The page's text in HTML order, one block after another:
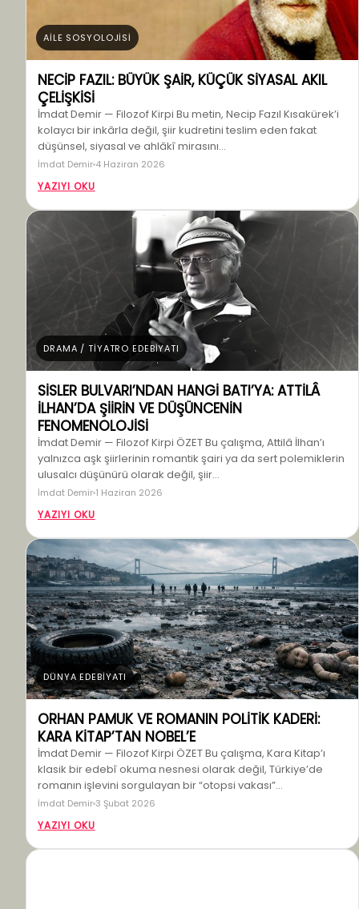
AİLE SOSYOLOJİSİ
NECİP FAZIL: BÜYÜK ŞAİR, KÜÇÜK SİYASAL AKIL
ÇELİŞKİSİ
İmdat Demir — Filozof Kirpi Bu metin, Necip Fazıl Kısakürek’i
kolaycı bir inkârla değil, şiir kudretini teslim eden fakat
düşünsel, siyasal ve ahlâkî mirasını…
İmdat Demir 4 Haziran 2026
YAZIYI OKU
DRAMA / TİYATRO EDEBİYATI
SİSLER BULVARI’NDAN HANGİ BATI’YA: ATTİLÂ
İLHAN’DA ŞİİRİN VE DÜŞÜNCENİN
FENOMENOLOJİSİ
İmdat Demir — Filozof Kirpi ÖZET Bu çalışma, Attilâ İlhan’ı
yalnızca aşk şiirlerinin romantik şairi ya da sert polemiklerin
ulusalcı düşünürü olarak değil, şiir…
İmdat Demir 1 Haziran 2026
YAZIYI OKU
DÜNYA EDEBİYATI
ORHAN PAMUK VE ROMANIN POLİTİK KADERİ:
KARA KİTAP’TAN NOBEL’E
İmdat Demir — Filozof Kirpi ÖZET Bu çalışma, Kara Kitap’ı
klasik bir edebî okuma nesnesi olarak değil, Türkiye’de
romanın işlevini sorgulayan bir “otopsi vakası”…
İmdat Demir 3 Şubat 2026
YAZIYI OKU